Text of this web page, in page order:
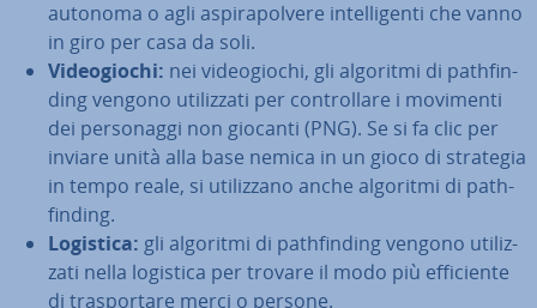
autonoma o agli aspi­ra­pol­ve­re in­tel­li­gen­ti che vanno
in giro per casa da soli.
Vi­deo­gio­chi: nei vi­deo­gio­chi, gli algoritmi di pa­th­fin­
ding vengono uti­liz­za­ti per con­trol­la­re i movimenti
dei per­so­nag­gi non giocanti (PNG). Se si fa clic per
inviare unità alla base nemica in un gioco di strategia
in tempo reale, si uti­liz­za­no anche algoritmi di pa­th­
fin­ding.
Logistica: gli algoritmi di pa­th­fin­ding vengono uti­liz­
za­ti nella logistica per trovare il modo più ef­fi­cien­te
di tra­spor­ta­re merci o persone.